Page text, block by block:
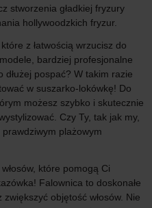
stworzenia gładkiej fryzury
hollywoodzkich fryzur.
z łatwością wrzucisz do
bardziej profesjonalne
pospać? W takim razie
w suszarko-lokówkę! Do
możesz szybko i skutecznie
Czy Ty, tak jak my,
plażowym
które pomogą Ci
Falownica to doskonałe
objętość włosów. Nie